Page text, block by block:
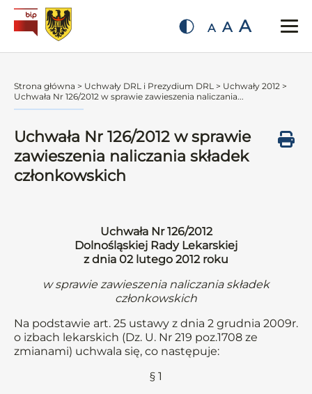
A A A
Strona główna > Uchwały DRL i Prezydium DRL > Uchwały 2012 >
Uchwała Nr 126/2012 w sprawie zawieszenia naliczania...
Uchwała Nr 126/2012 w sprawie
zawieszenia naliczania składek
członkowskich
Uchwała Nr 126/2012
Dolnośląskiej Rady Lekarskiej
z dnia 02 lutego 2012 roku
w sprawie zawieszenia naliczania składek
członkowskich
Na podstawie art. 25 ustawy z dnia 2 grudnia 2009r.
o izbach lekarskich (Dz. U. Nr 219 poz.1708 ze
zmianami) uchwala się, co następuje:
§ 1